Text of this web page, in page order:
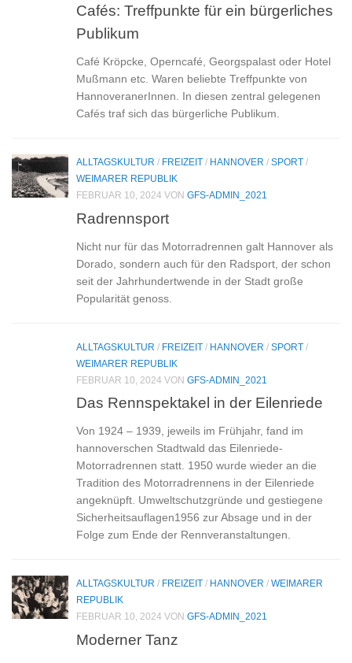
Cafés: Treffpunkte für ein bürgerliches
Publikum
Café Kröpcke, Operncafé, Georgspalast oder Hotel
Mußmann etc. Waren beliebte Treffpunkte von
HannoveranerInnen. In diesen zentral gelegenen
Cafés traf sich das bürgerliche Publikum.
ALLTAGSKULTUR / FREIZEIT / HANNOVER / SPORT /
WEIMARER REPUBLIK
FEBRUAR 10, 2024 VON GFS-ADMIN_2021
Radrennsport
Nicht nur für das Motorradrennen galt Hannover als
Dorado, sondern auch für den Radsport, der schon
seit der Jahrhundertwende in der Stadt große
Popularität genoss.
ALLTAGSKULTUR / FREIZEIT / HANNOVER / SPORT /
WEIMARER REPUBLIK
FEBRUAR 10, 2024 VON GFS-ADMIN_2021
Das Rennspektakel in der Eilenriede
Von 1924 – 1939, jeweils im Frühjahr, fand im
hannoverschen Stadtwald das Eilenriede-
Motorradrennen statt. 1950 wurde wieder an die
Tradition des Motorradrennens in der Eilenriede
angeknüpft. Umweltschutzgründe und gestiegene
Sicherheitsauflagen1956 zur Absage und in der
Folge zum Ende der Rennveranstaltungen.
ALLTAGSKULTUR / FREIZEIT / HANNOVER / WEIMARER
REPUBLIK
FEBRUAR 10, 2024 VON GFS-ADMIN_2021
Moderner Tanz